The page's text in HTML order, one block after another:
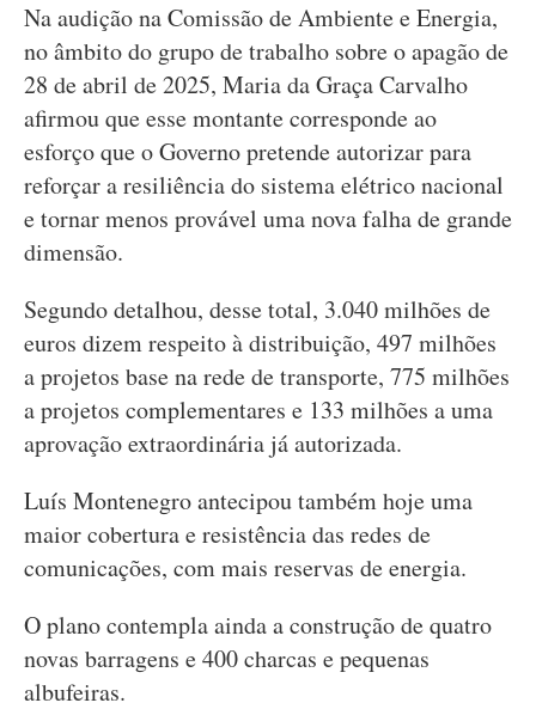
Na audição na Comissão de Ambiente e Energia,
no âmbito do grupo de trabalho sobre o apagão de
28 de abril de 2025, Maria da Graça Carvalho
afirmou que esse montante corresponde ao
esforço que o Governo pretende autorizar para
reforçar a resiliência do sistema elétrico nacional
e tornar menos provável uma nova falha de grande
dimensão.
Segundo detalhou, desse total, 3.040 milhões de
euros dizem respeito à distribuição, 497 milhões
a projetos base na rede de transporte, 775 milhões
a projetos complementares e 133 milhões a uma
aprovação extraordinária já autorizada.
Luís Montenegro antecipou também hoje uma
maior cobertura e resistência das redes de
comunicações, com mais reservas de energia.
O plano contempla ainda a construção de quatro
novas barragens e 400 charcas e pequenas
albufeiras.